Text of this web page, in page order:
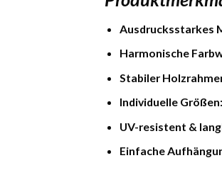
Ausdrucksstarkes
Harmonische
Stabiler
Individuelle Größen:
UV-resistent &
Einfache